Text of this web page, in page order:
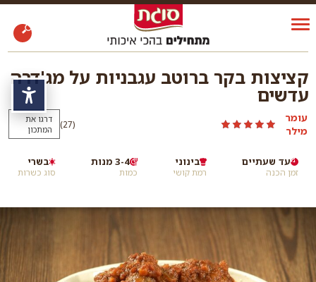
קציצות בקר ברוטב עגבניות על מג'דרה
עדשים
עומר
מילר
(27
)
דרגו את
המתכון
זמן הכנה
עד שעתיים
רמת קושי
בינוני
כמות
3-4 מנות
סוג כשרות
בשרי